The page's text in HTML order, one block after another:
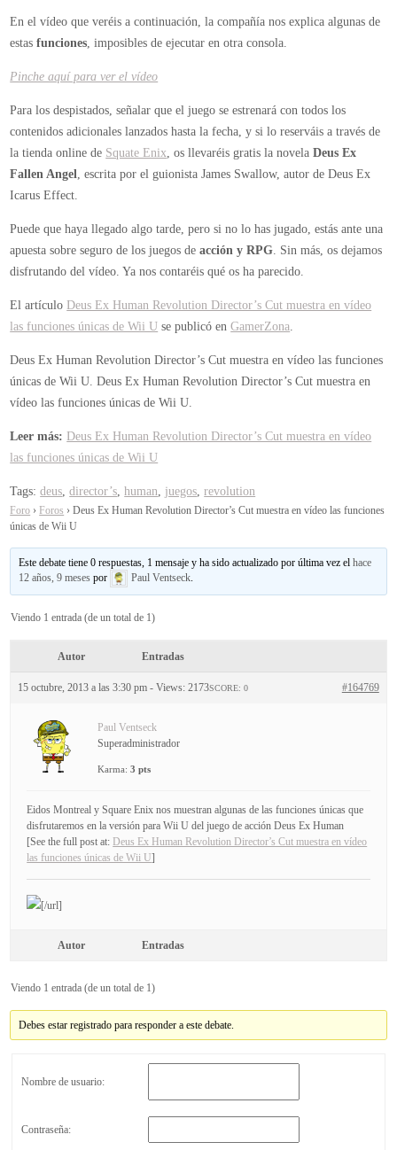
En el vídeo que veréis a continuación, la compañía nos explica algunas de
estasfunciones, imposibles de ejecutar en otra consola.
Pinche aquí para ver el vídeo
Para los despistados, señalar que el juego se estrenará con todos los
contenidos adicionales lanzados hasta la fecha, y si lo reserváis a través de
la tienda online de Squate Enix, os llevaréis gratis la novelaDeus Ex
Fallen Angel, escrita por el guionista James Swallow, autor de Deus Ex
Icarus Effect.
Puede que haya llegado algo tarde, pero si no lo has jugado, estás ante una
apuesta sobre seguro de los juegos deacción y RPG. Sin más, os dejamos
disfrutando del vídeo. Ya nos contaréis qué os ha parecido.
El artículo Deus Ex Human Revolution Director’s Cut muestra en vídeo
las funciones únicas de Wii U se publicó enGamerZona.
Deus Ex Human Revolution Director’s Cut muestra en vídeo las funciones
únicas de Wii U.Deus Ex Human Revolution Director’s Cut muestra en
vídeo las funciones únicas de Wii U.
Leer más: Deus Ex Human Revolution Director’s Cut muestra en vídeo
las funciones únicas de Wii U
Tags:deus,director’s,human, juegos,revolution
Foro › Foros › Deus Ex Human Revolution Director’s Cut muestra en vídeo las funciones
únicas de Wii U
Este debate tiene 0 respuestas, 1 mensaje y ha sido actualizado por última vez elhace
12 años, 9 meses por Paul Ventseck
Viendo 1 entrada (de un total de 1)
Autor Entradas
15 octubre, 2013 a las 3:30 pm - Views: 2173 #164769
SCORE: 0
Paul Ventseck
Superadministrador
Karma: 3 pts
Eidos Montreal y Square Enix nos muestran algunas de las funciones únicas que
disfrutaremos en la versión para Wii U del juego de acción Deus Ex Human
[See the full post at: Deus Ex Human Revolution Director’s Cut muestra en vídeo
las funciones únicas de Wii U]
[/url]
Autor Entradas
Viendo 1 entrada (de un total de 1)
Debes estar registrado para responder a este debate.
Nombre de usuario:
Contraseña: